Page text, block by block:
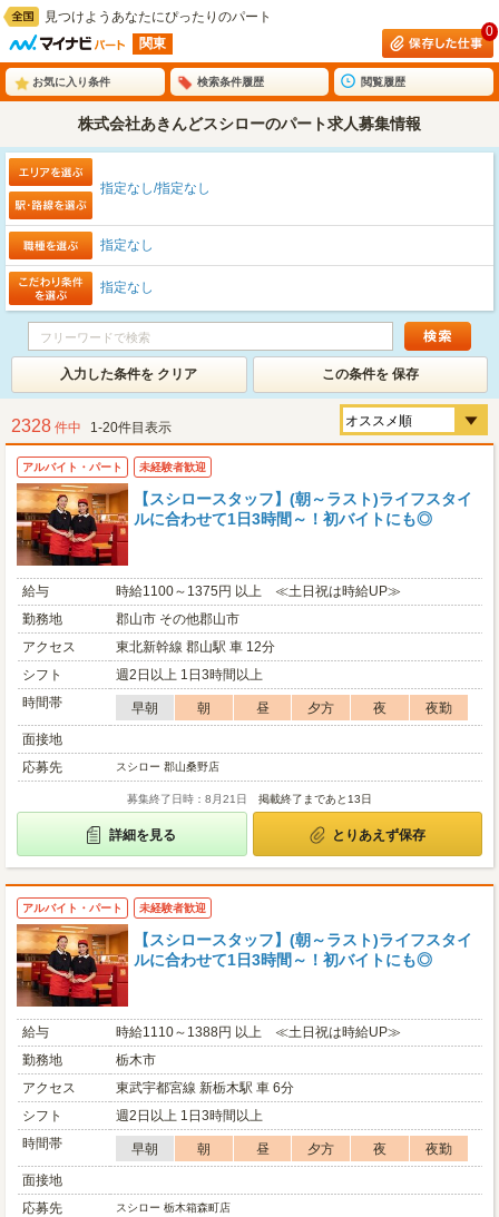
見つけようあなたにぴったりのパート
関東
0
お気に入り条件 検索条件履歴 閲覧履歴
株式会社あきんどスシローのパート求人募集情報
指定なし/指定なし
指定なし
指定なし
入力した条件を クリア この条件を 保存
2328 件中 1-20件目表示
アルバイト・パート 未経験者歓迎
【スシロースタッフ】(朝～ラスト)ライフスタイ
ルに合わせて1日3時間～！初バイトにも◎
給与
時給1100～1375円 以上 ≪土日祝は時給UP≫
勤務地
郡山市 その他郡山市
アクセス
東北新幹線 郡山駅 車 12分
シフト
週2日以上 1日3時間以上
時間帯
早朝 朝 昼 夕方 夜
夜勤
面接地
応募先
スシロー 郡山桑野店
募集終了日時：8月21日 掲載終了まであと13日
詳細を見る とりあえず保存
アルバイト・パート 未経験者歓迎
【スシロースタッフ】(朝～ラスト)ライフスタイ
ルに合わせて1日3時間～！初バイトにも◎
給与
時給1110～1388円 以上 ≪土日祝は時給UP≫
勤務地
栃木市
アクセス
東武宇都宮線 新栃木駅 車 6分
シフト
週2日以上 1日3時間以上
時間帯
早朝 朝 昼 夕方 夜
夜勤
面接地
応募先
スシロー 栃木箱森町店